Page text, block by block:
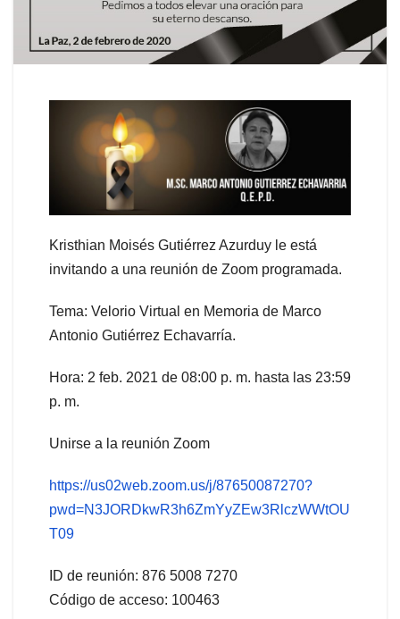
Kristhian Moisés Gutiérrez Azurduy le está
invitando a una reunión de Zoom programada.
Tema: Velorio Virtual en Memoria de Marco
Antonio Gutiérrez Echavarría.
Hora: 2 feb. 2021 de 08:00 p. m. hasta las 23:59
p. m.
Unirse a la reunión Zoom
https://us02web.zoom.us/j/87650087270?
pwd=N3JORDkwR3h6ZmYyZEw3RlczWWtOU
T09
ID de reunión: 876 5008 7270
Código de acceso: 100463